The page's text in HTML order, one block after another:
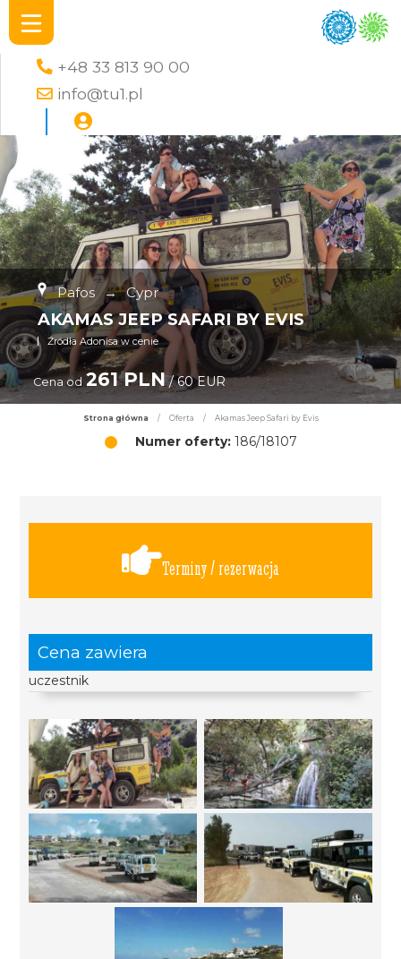
+48 33 813 90 00
info@tu1.pl
Pafos → Cypr
AKAMAS JEEP SAFARI BY EVIS
Źródła Adonisa w cenie
Cena od 261 PLN/ 60 EUR
Strona główna / Oferta / Akamas Jeep Safari by Evis
Numer oferty:186/18107
Terminy / rezerwacja
Cena zawiera
uczestnik